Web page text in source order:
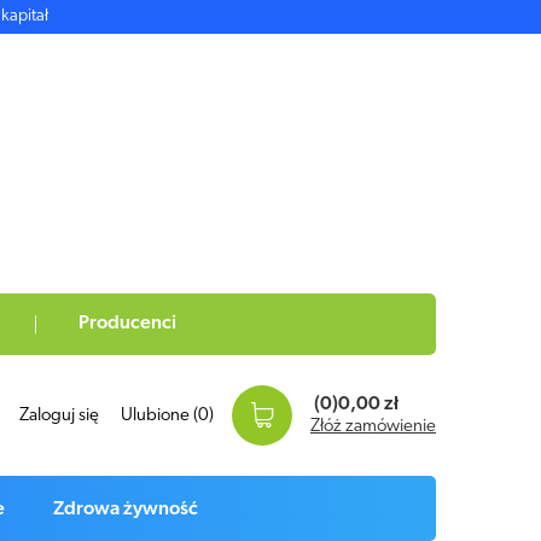
Producenci
Zaloguj się Ulubione (0)
(0)0,00 zł
Złóż zamówienie
Zdrowa żywność